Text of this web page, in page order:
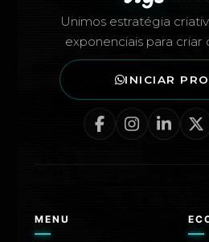
Unimos estratégia
exponenciais para criar
INICIAR
MENU